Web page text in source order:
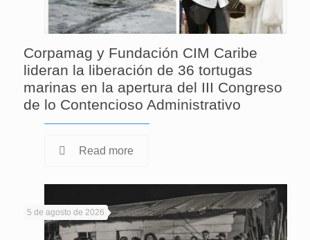
Corpamag y Fundación CIM Caribe
lideran la liberación de 36 tortugas
marinas en la apertura del III Congreso
de lo Contencioso Administrativo
Read more
5 de agosto de 2026